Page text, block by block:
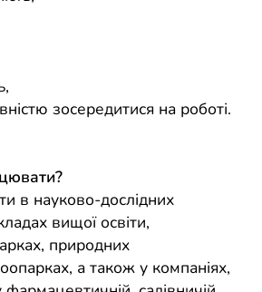
зосередитися на роботі.
в науково-дослідних
вищої освіти,
природних
а також у компаніях,